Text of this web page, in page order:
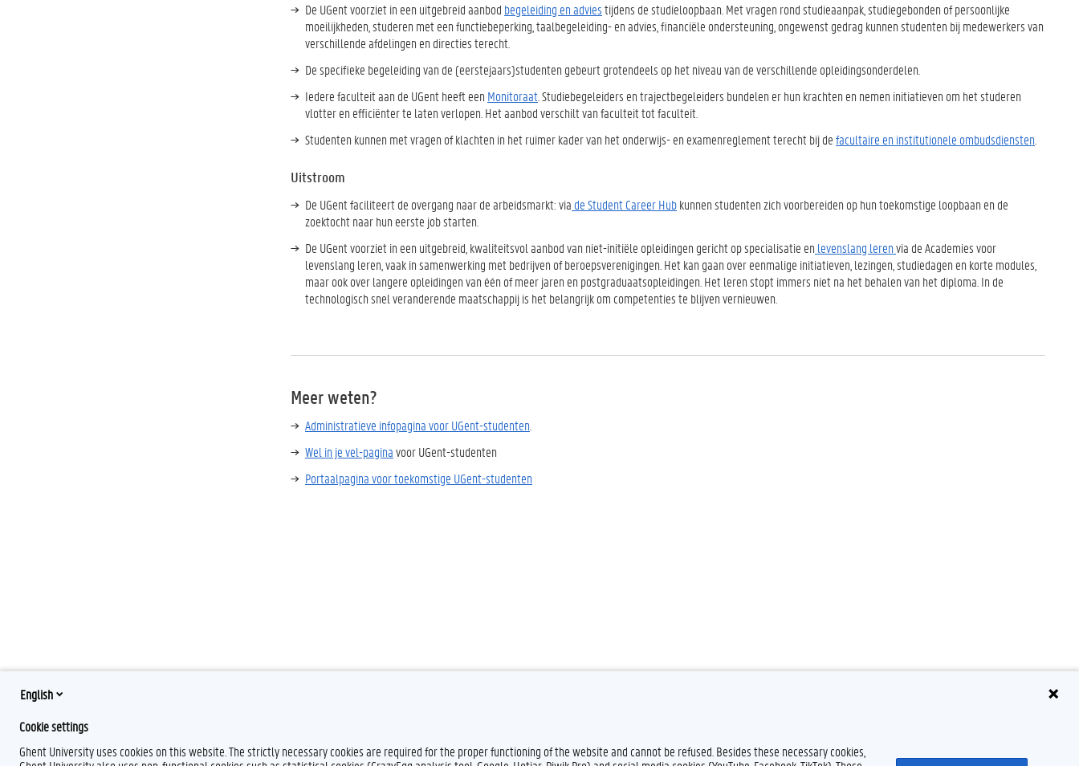
De UGent voorziet in een uitgebreid aanbod begeleiding en adviestijdens de studieloopbaan. Met vragen rond studieaanpak, studiegebonden of persoonlijke
moeilijkheden, studeren met een functiebeperking, taalbegeleiding- en advies, financiële ondersteuning, ongewenst gedrag kunnen studenten bij medewerkers van
verschillende afdelingen en directies terecht.
De specifieke begeleiding van de (eerstejaars)studenten gebeurt grotendeels op het niveau van de verschillende opleidingsonderdelen.
Iedere faculteit aan de UGent heeft een Monitoraat . Studiebegeleiders en trajectbegeleiders bundelen er hun krachten en nemen initiatieven om het studeren
vlotter en efficiënter te laten verlopen. Het aanbod verschilt van faculteit tot faculteit.
Studenten kunnen met vragen of klachten in het ruimer kader van het onderwijs- en examenreglement terecht bij defacultaire en institutionele ombudsdiensten
Uitstroom
De UGent faciliteert de overgang naar de arbeidsmarkt: via de Student Career Hubkunnen studenten zich voorbereiden op hun toekomstige loopbaan en de
zoektocht naar hun eerste job starten.
De UGent voorziet in een uitgebreid, kwaliteitsvol aanbod van niet-initiële opleidingen gericht op specialisatie en levenslang lerenvia de Academies voor
levenslang leren, vaak in samenwerking met bedrijven of beroepsverenigingen. Het kan gaan over eenmalige initiatieven, lezingen, studiedagen en korte modules,
maar ook over langere opleidingen van één of meer jaren en postgraduaatsopleidingen. Het leren stopt immers niet na het behalen van het diploma. In de
technologisch snel veranderende maatschappij is het belangrijk om competenties te blijven vernieuwen.
Meer weten?
Administratieve infopagina voor UGent-studenten
Wel in je vel-paginavoor UGent-studenten
Portaalpagina voor toekomstige UGent-studenten
English
Cookie settings
Ghent University uses cookies on this website. The strictly necessary cookies are required for the proper functioning of the website and cannot be refused. Besides these necessary cookies,